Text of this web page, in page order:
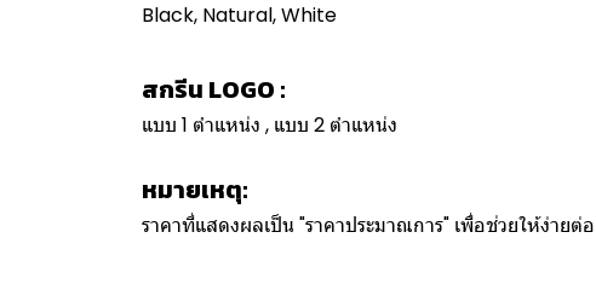
Black, Natural, White
สกรีน LOGO :
แบบ 1 ตำแหน่ง , แบบ 2 ตำแหน่ง
หมายเหตุ:
ราคาที่แสดงผลเป็น "ราคาประมาณการ" เพื่อช่วยให้ง่าย